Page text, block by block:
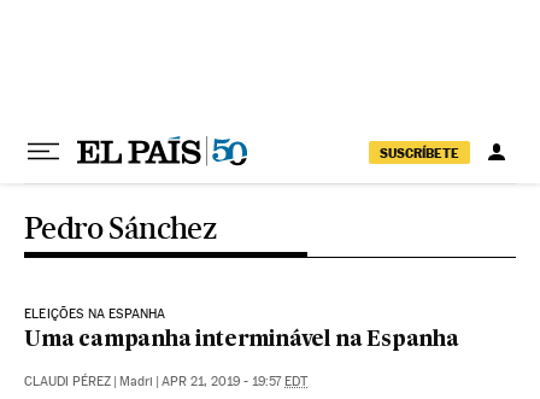
SUSCRÍBETE
Pedro Sánchez
ELEIÇÕES NA ESPANHA
Uma campanha interminável na Espanha
CLAUDI PÉREZ | Madri | APR 21, 2019 - 19:57EDT